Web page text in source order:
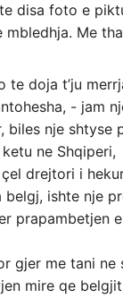
disa foto e
Me
te doja t’ju
- jam
biles nje
ne Shqiperi,
drejtori i
ishte nje
prapambetjen
gjer me tani ne
mire qe